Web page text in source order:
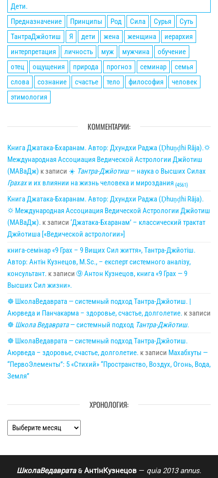
Дети.
Предназначение
Принципы Род Сила Сурья
Суть
ТантраДжйотиш
Я дети жена женщина
иерархия
интерпретация
личность муж мужчина
обучение
отец
ощущения природа прогноз семинар
семья
слова
сознание счастье тело философия
человек
этимология
КОММЕНТАРИИ:
Книга Джатака-Бхаранам. Автор: Дхундхи Раджа (Ḍhuṇḍhi Rāja).🌣
Международная Ассоциация Ведической Астрологии Джйотиш
(МАВаДж) к записи ☀ Тантра-Джйотиш— наука о Высших Силах
Грахахи их влиянии на жизнь человека и мироздания {4561}
Книга Джатака-Бхаранам. Автор: Дхундхи Раджа (Ḍhuṇḍhi Rāja).
🌣 Международная Ассоциация Ведической Астрологии Джйотиш
(МАВаДж). к записи ‘Джатака-Бхаранам’ – классический трактат
Джйотиша [«Ведической астрологии»]
книга-семінар «9 Грах – 9 Вищих Сил життя», Тантра-Джйотіш.
Автор: Антін Кузнецов, M.Sc., – експерт системного аналізу,
консультант. к записи ➈ Антон Кузнецов, книга «9 Грах — 9
Высших Сил жизни».
☸ ШколаВедаврата — системный подход Тантра-Джйотиш. |
Аюрведа и Панчакарма – здоровье, счастье, долголетие. к записи
☸ Школа Ведаврата— системный подход Тантра-Джйотиш.
☸ ШколаВедаврата — системный подход Тантра-Джйотиш.
Аюрведа – здоровье, счастье, долголетие. к записи Махабхуты —
“ПервоЭлементы”: 5 «Стихий» “Пространство, Воздух, Огонь, Вода,
Земля”
ХРОНОЛОГИЯ:
Хронология:
ШколаВедаврата 🙲 АнтінКузнецов — quia 2013 annus.